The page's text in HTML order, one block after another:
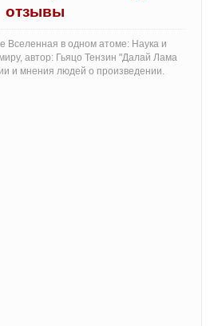
отзывы
Вселенная в одном атоме: Наука и
автор: Гьяцо Тензин "Далай Лама
и мнения людей о произведении.